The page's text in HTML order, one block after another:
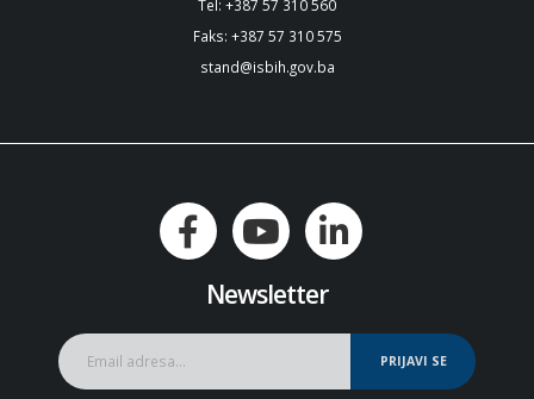
Tel: +387 57 310 560
Faks: +387 57 310 575
stand@isbih.gov.ba
Newsletter
PRIJAVI SE